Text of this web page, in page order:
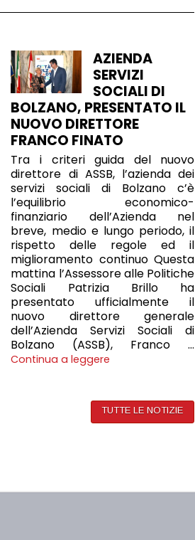
AZIENDA
SERVIZI
SOCIALI DI
BOLZANO, PRESENTATO IL
NUOVO DIRETTORE
FRANCO FINATO
Tra i criteri guida del nuovo
direttore di ASSB, l’azienda dei
servizi sociali di Bolzano c’è
l’equilibrio economico-
finanziario dell’Azienda nel
breve, medio e lungo periodo, il
rispetto delle regole ed il
miglioramento continuo Questa
mattina l’Assessore alle Politiche
Sociali Patrizia Brillo ha
presentato ufficialmente il
nuovo direttore generale
dell’Azienda Servizi Sociali di
Bolzano (ASSB), Franco …
Continua a leggere
TUTTE LE NOTIZIE